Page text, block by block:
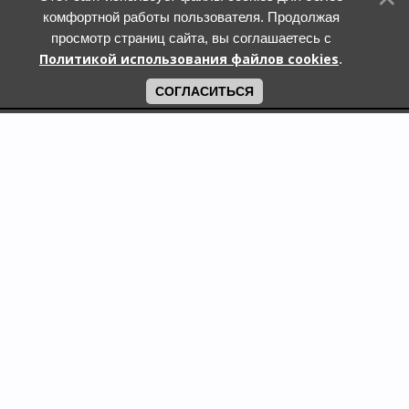
комфортной работы пользователя. Продолжая
просмотр страниц сайта, вы соглашаетесь с
Политикой использования файлов cookies.
СОГЛАСИТЬСЯ